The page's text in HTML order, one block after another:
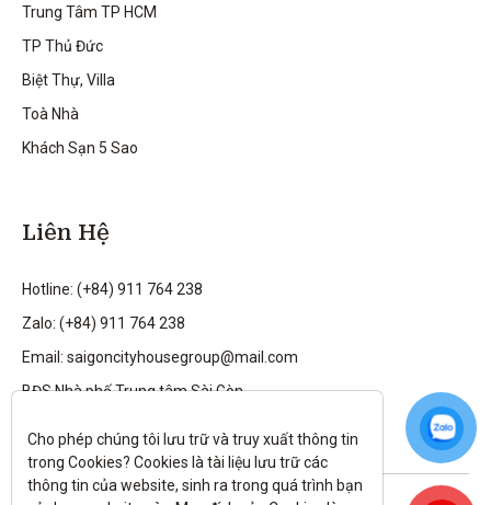
Trung Tâm TP HCM
TP Thủ Đức
Biệt Thự, Villa
Toà Nhà
Khách Sạn 5 Sao
Liên Hệ
Hotline: (+84) 911 764 238
Zalo: (+84) 911 764 238
Email: saigoncityhousegroup@mail.com
BĐS Nhà phố Trung tâm Sài Gòn
Cho phép chúng tôi lưu trữ và truy xuất thông tin
trong Cookies? Cookies là tài liệu lưu trữ các
thông tin của website, sinh ra trong quá trình bạn